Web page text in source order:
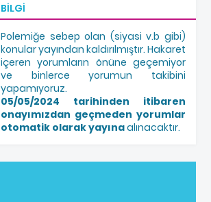
BILGI
Polemiğe sebep olan (siyasi v.b gibi)
konular yayından kaldırılmıştır. Hakaret
içeren yorumların önüne geçemiyor
ve binlerce yorumun takibini
yapamıyoruz.
05/05/2024 tarihinden itibaren
onayımızdan geçmeden yorumlar
otomatik olarak yayınaalınacaktır.